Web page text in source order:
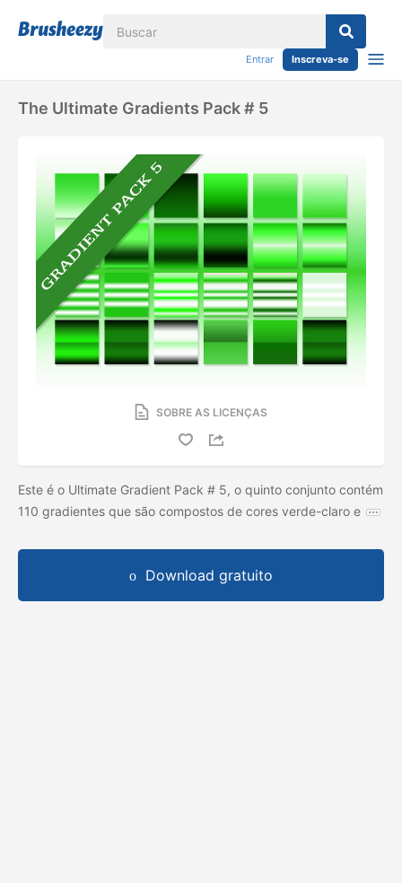
Entrar Inscreva-se
The Ultimate Gradients Pack # 5
SOBRE AS LICENÇAS
Este é o Ultimate Gradient Pack # 5, o quinto conjunto contém
110 gradientes que são compostos de cores verde-claro e
Download gratuito